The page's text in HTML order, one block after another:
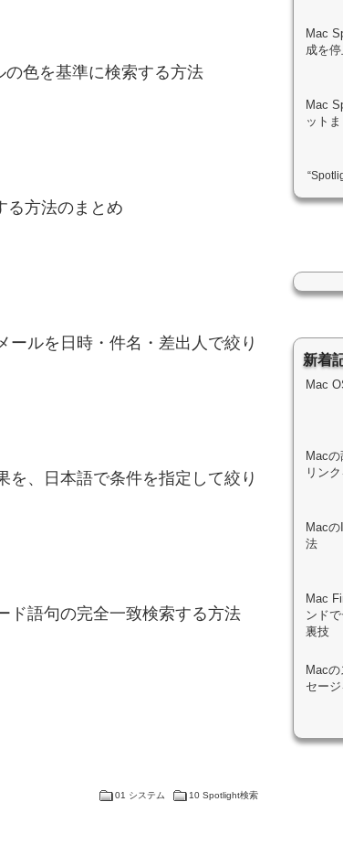
色を基準に検索する方法
る方法のまとめ
ールを日時・件名・差出人で絞り
を、日本語で条件を指定して絞り
ド語句の完全一致検索する方法
01 システム 10 Spotlight検索
Mac
成を
Mac
ットま
新着
Mac
Mac
リン
Mac
法
Mac
ンド
裏技
Mac
セー